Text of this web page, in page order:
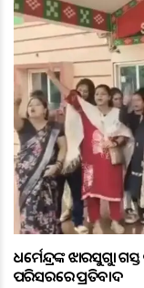
ଧର୍ମେନ୍ଦ୍ରଙ୍କ ଝାରସୁଗୁଡ଼ା
ପରିସରରେ ପ୍ରତିବାଦ